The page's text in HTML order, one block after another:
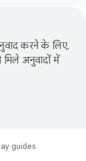
करने के लिए,
अनुवादों में
guides